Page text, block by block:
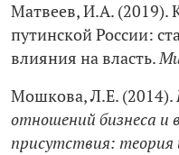
Матвеев, И.А. (2019).
путинской России:
влияния на власть.
Мошкова, Л.Е. (2014).
отношений бизнеса
присутствия: теория